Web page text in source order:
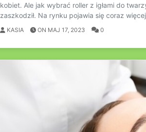
kobiet. Ale jak wybrać roller z igłami do
zaszkodził. Na rynku pojawia się coraz
KASIA ON MAJ 17, 2023 0